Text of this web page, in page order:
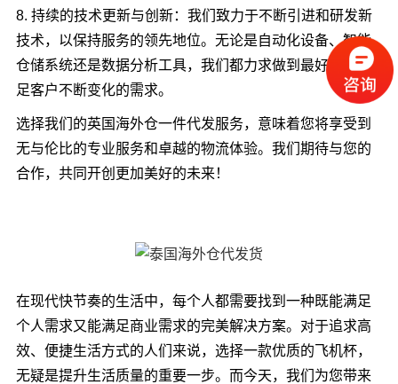
8. 持续的技术更新与创新：我们致力于不断引进和研发新
技术，以保持服务的领先地位。无论是自动化设备、智能
仓储系统还是数据分析工具，我们都力求做到最好，以满
足客户不断变化的需求。
选择我们的英国海外仓一件代发服务，意味着您将享受到
无与伦比的专业服务和卓越的物流体验。我们期待与您的
合作，共同开创更加美好的未来！
在现代快节奏的生活中，每个人都需要找到一种既能满足
个人需求又能满足商业需求的完美解决方案。对于追求高
效、便捷生活方式的人们来说，选择一款优质的飞机杯，
无疑是提升生活质量的重要一步。而今天，我们为您带来